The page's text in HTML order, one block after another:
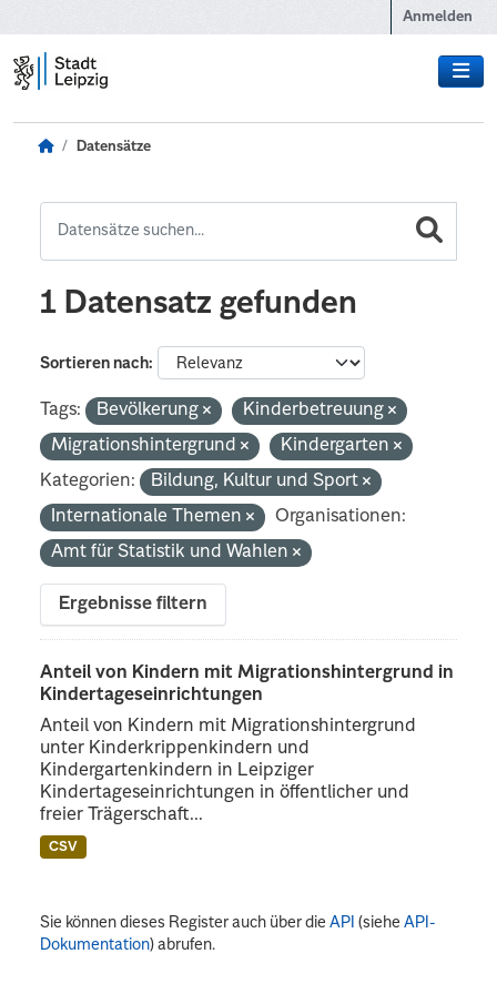
Anmelden
Datensätze
1 Datensatz gefunden
Sortieren nach
Tags: Bevölkerung
Kinderbetreuung
Migrationshintergrund
Kindergarten
Kategorien:
Bildung, Kultur und Sport
Internationale Themen
Organisationen:
Amt für Statistik und Wahlen
Ergebnisse filtern
Anteil von Kindern mit Migrationshintergrund in
Kindertageseinrichtungen
Anteil von Kindern mit Migrationshintergrund
unter Kinderkrippenkindern und
Kindergartenkindern in Leipziger
Kindertageseinrichtungen in öffentlicher und
freier Trägerschaft...
CSV
Sie können dieses Register auch über dieAPI (sieheAPI-
Dokumentation) abrufen.